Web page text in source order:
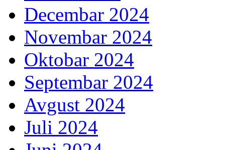
Decembar 2024
Novembar 2024
Oktobar 2024
Septembar 2024
Avgust 2024
Juli 2024